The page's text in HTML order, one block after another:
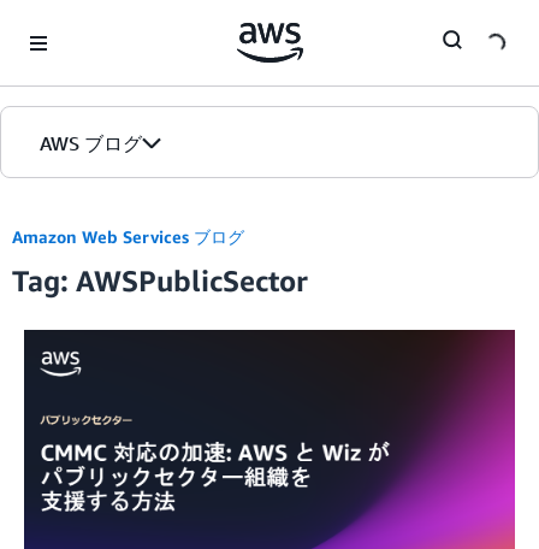
AWS ブログ
カテゴリ
エディション
Amazon Web Services ブログ
Tag: AWSPublicSector